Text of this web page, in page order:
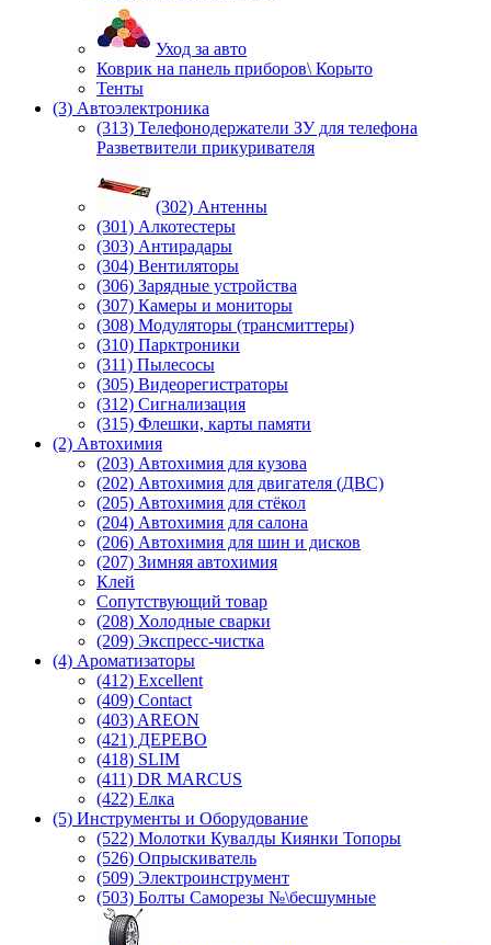
Уход за авто
Коврик на панель приборов\ Корыто
Тенты
(3) Автоэлектроника
(313) Телефонодержатели ЗУ для телефона
Разветвители прикуривателя
(302) Антенны
(301) Алкотестеры
(303) Антирадары
(304) Вентиляторы
(306) Зарядные устройства
(307) Камеры и мониторы
(308) Модуляторы (трансмиттеры)
(310) Парктроники
(311) Пылесосы
(305) Видеорегистраторы
(312) Сигнализация
(315) Флешки, карты памяти
(2) Автохимия
(203) Автохимия для кузова
(202) Автохимия для двигателя (ДВС)
(205) Автохимия для стёкол
(204) Автохимия для салона
(206) Автохимия для шин и дисков
(207) Зимняя автохимия
Клей
Сопутствующий товар
(208) Холодные сварки
(209) Экспреcс-чистка
(4) Ароматизаторы
(412) Excellent
(409) Contact
(403) AREON
(421) ДЕРЕВО
(418) SLIM
(411) DR MARCUS
(422) Елка
(5) Инструменты и Оборудование
(522) Молотки Кувалды Киянки Топоры
(526) Опрыскиватель
(509) Электроинструмент
(503) Болты Саморезы №\бесшумные